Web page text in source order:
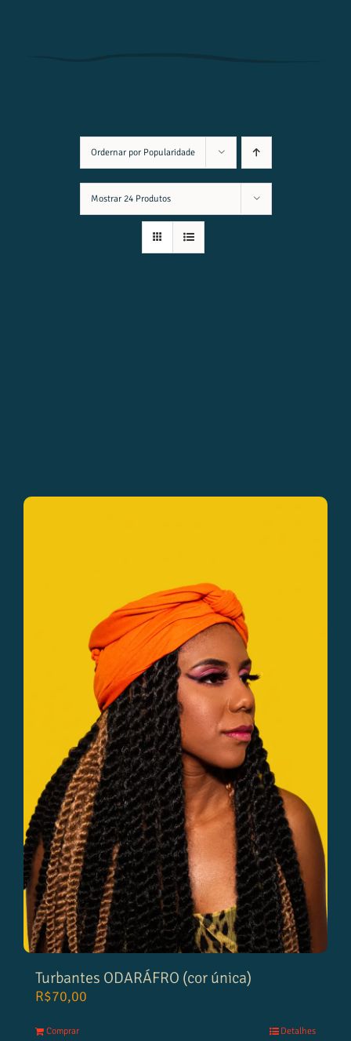
Ordernar por Popularidade
Mostrar 24 Produtos
Turbantes ODARÁFRO (cor única)
R$70,00
Comprar Detalhes